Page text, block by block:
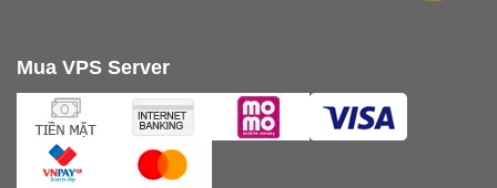
Mua VPS Server